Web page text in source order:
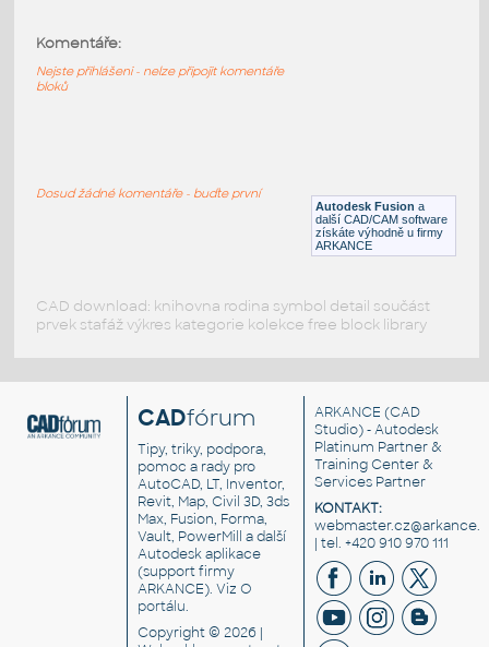
F3D Ocel
F3D Ocel
Autodesk Fusion a
další CAD/CAM software
získáte výhodně u firmy
ARKANCE
Komentáře:
Nejste přihlášeni - nelze připojit komentáře
bloků
Dosud žádné komentáře - buďte první
CAD download: knihovna rodina symbol detail součást
prvek stafáž výkres kategorie kolekce free block library
CADfórum
Tipy, triky, podpora,
pomoc a rady pro
AutoCAD, LT, Inventor,
Revit, Map, Civil 3D, 3ds
Max, Fusion, Forma,
Vault, PowerMill a další
Autodesk aplikace
(support firmy
ARKANCE). VizO
portálu.
Copyright © 2026 |
ARKANCE (CAD
Studio) - Autodesk
Platinum Partner &
Training Center &
Services Partner
KONTAKT:
| tel. +420 910 970 111